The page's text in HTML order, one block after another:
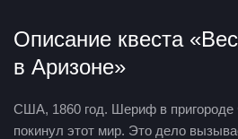
Описание квеста
в Аризоне»
США, 1860 год. Шериф в пригороде
покинул этот мир. Это дело